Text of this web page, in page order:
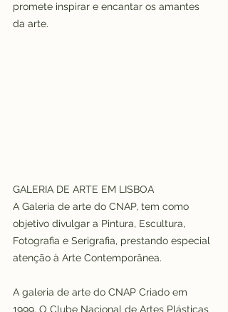
promete inspirar e encantar os amantes
da arte.
GALERIA DE ARTE EM LISBOA
A Galeria de arte do CNAP, tem como
objetivo divulgar a Pintura, Escultura,
Fotografia e Serigrafia, prestando especial
atenção à Arte Contemporânea.
A galeria de arte do CNAP Criado em
1999. O Clube Nacional de Artes Plásticas